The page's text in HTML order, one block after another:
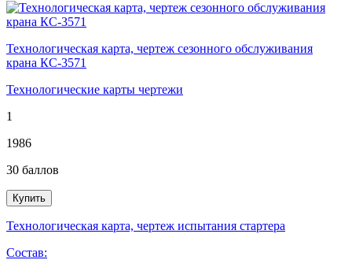
Технологическая карта, чертеж сезонного обслуживания
крана КС-3571
Технологические карты чертежи
1
1986
30 баллов
Купить
Технологическая карта, чертеж испытания стартера
Состав: